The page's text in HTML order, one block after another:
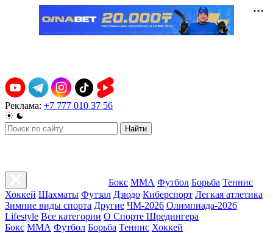
Реклама: +7 777 010 37 56
Найти
Бокс ММА Футбол Борьба Теннис
Хоккей Шахматы Футзал Дзюдо Киберспорт Легкая атлетика
Зимние виды спорта Другие ЧМ-2026 Олимпиада-2026
Lifestyle Все категории О Спорте Шредингера
Бокс ММА Футбол Борьба Теннис Хоккей